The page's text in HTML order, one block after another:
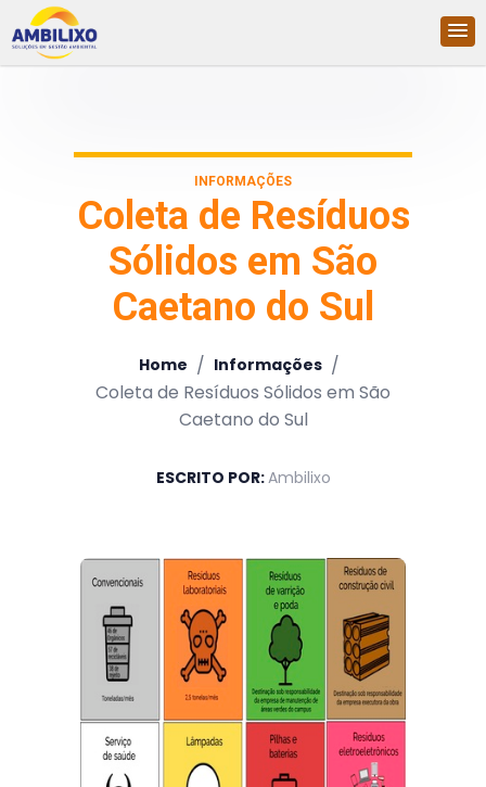
INFORMAÇÕES
Coleta de Resíduos
Sólidos em São
Caetano do Sul
Home / Informações /
Coleta de Resíduos Sólidos em São
Caetano do Sul
ESCRITO POR:Ambilixo